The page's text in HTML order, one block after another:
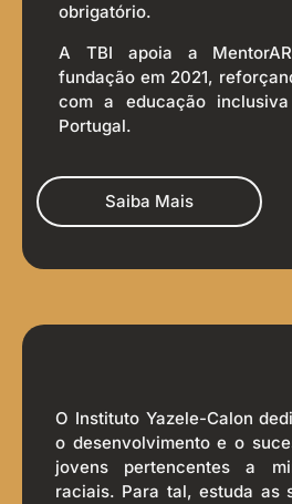
obrigatório.
A TBI apoia a
fundação em 2021,
com a educação
Portugal.
Saiba Mais
O Instituto Yazele-Calon
o desenvolvimento e o
jovens pertencentes a
raciais. Para tal, estuda as